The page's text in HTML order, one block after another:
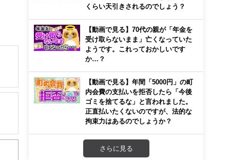
き
くらい天引きされるのでしょう？
【動画で見る】70代の親が「年金を
受け取らないまま」亡くなっていた
ようです。これっておかしいです
か…？
【動画で見る】年間「5000円」の町
内会費の支払いを拒否したら「今後
ゴミを捨てるな」と言われました。
正直払いたくないのですが、法的な
拘束力はあるのでしょうか？
さらに見る